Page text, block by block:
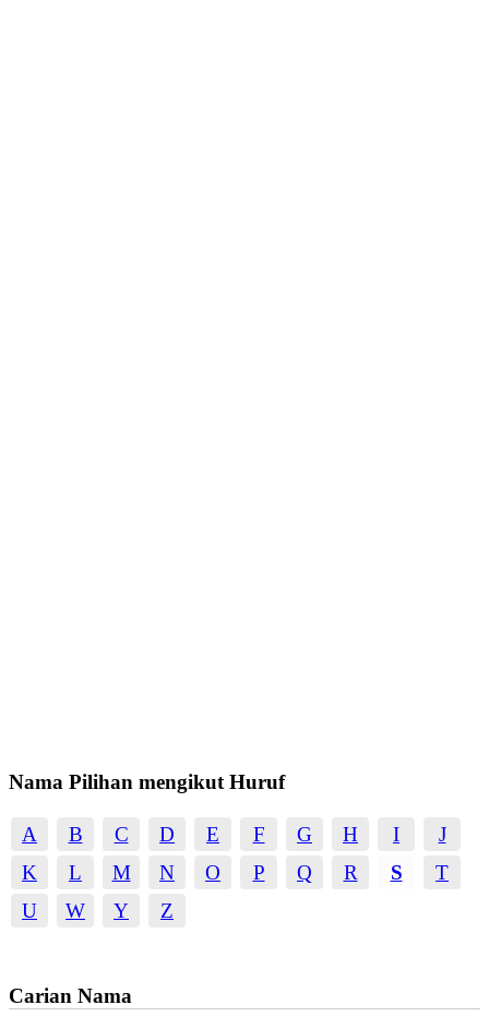
Nama Pilihan mengikut Huruf
A B C D E F G H I
J
K
L M N O P Q R S
T
U
W Y Z
Carian Nama